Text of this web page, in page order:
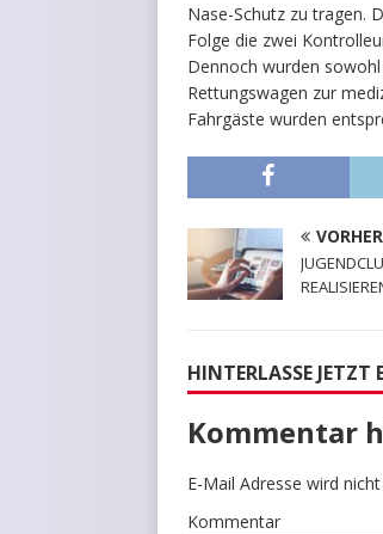
Nase-Schutz zu tragen.
Folge die zwei
Dennoch wurden
Rettungswagen zur
Fahrgäste wurden
HINTERLASSE
Kommentar
E-Mail Adresse wird
Kommentar